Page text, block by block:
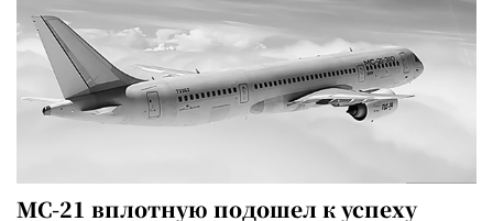
МС-21 вплотную подошел к успеху